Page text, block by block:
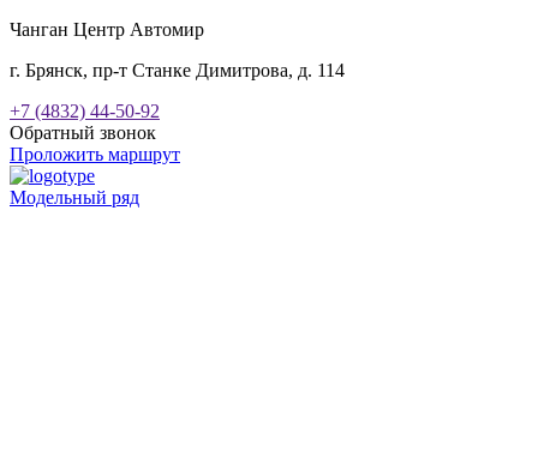
Чанган Центр Автомир
г. Брянск, пр-т Станке Димитрова, д. 114
+7 (4832) 44-50-92
Обратный звонок
Проложить маршрут
Модельный ряд